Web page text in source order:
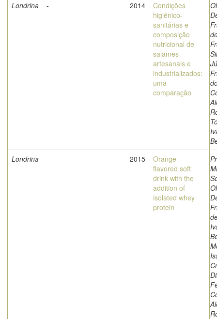
Londrina
- 2014
Condições
higiênico-
sanitárias e
composição
nutricional de
salames
artesanais e
industrializados:
uma
comparação
Londrina
- 2015
Orange-
flavored soft
drink with the
addition of
isolated whey
protein